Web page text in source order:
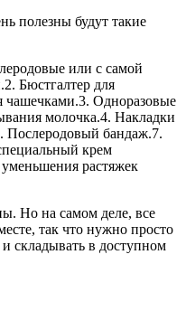
полезны будут такие
или с самой
Бюстгалтер для
Одноразовые
молочка.4. Накладки
Послеродовый бандаж.7.
крем
растяжек
Но на самом деле, все
так что нужно просто
складывать в доступном